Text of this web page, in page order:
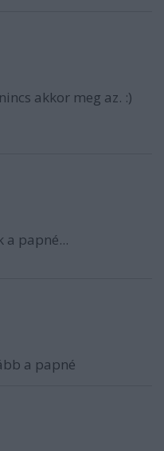
akkor meg az. :)
a papné...
a papné